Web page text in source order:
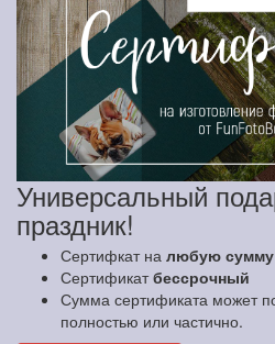
Универсальный
праздник!
Сертифкат на любую сумму
Сертификатбессрочный
Сумма сертификата может
полностью или частично.